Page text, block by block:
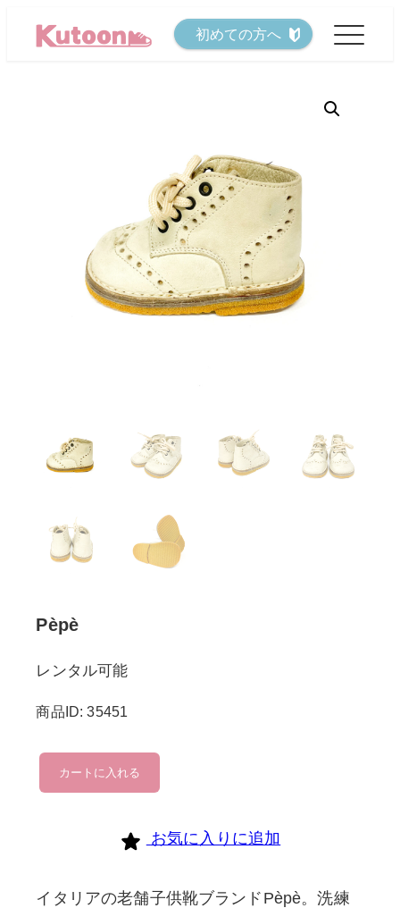
初めての方へ
Pèpè
レンタル可能
商品ID: 35451
Pèpè
個
カートに入れる
お気に入りに追加
イタリアの老舗子供靴ブランドPèpè。洗練